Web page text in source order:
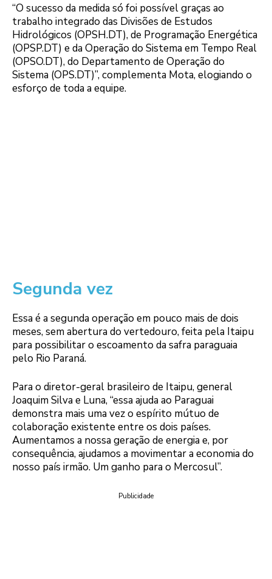
“O sucesso da medida só foi possível graças ao
trabalho integrado das Divisões de Estudos
Hidrológicos (OPSH.DT), de Programação Energética
(OPSP.DT) e da Operação do Sistema em Tempo Real
(OPSO.DT), do Departamento de Operação do
Sistema (OPS.DT)”, complementa Mota, elogiando o
esforço de toda a equipe.
Segunda vez
Essa é a segunda operação em pouco mais de dois
meses, sem abertura do vertedouro, feita pela Itaipu
para possibilitar o escoamento da safra paraguaia
pelo Rio Paraná.
Para o diretor-geral brasileiro de Itaipu, general
Joaquim Silva e Luna, “essa ajuda ao Paraguai
demonstra mais uma vez o espírito mútuo de
colaboração existente entre os dois países.
Aumentamos a nossa geração de energia e, por
consequência, ajudamos a movimentar a economia do
nosso país irmão. Um ganho para o Mercosul”.
Publicidade